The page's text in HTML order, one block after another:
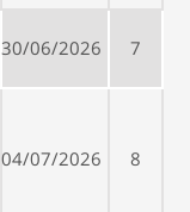
7
30/06/2026
8
04/07/2026